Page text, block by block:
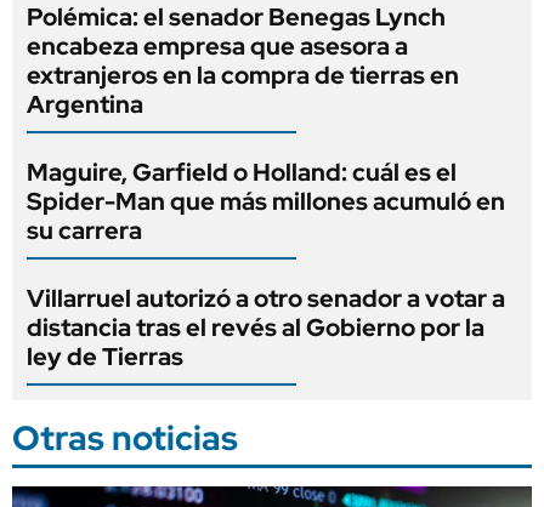
Polémica: el senador Benegas Lynch
encabeza empresa que asesora a
extranjeros en la compra de tierras en
Argentina
Maguire, Garfield o Holland: cuál es el
Spider-Man que más millones acumuló en
su carrera
Villarruel autorizó a otro senador a votar a
distancia tras el revés al Gobierno por la
ley de Tierras
Otras noticias